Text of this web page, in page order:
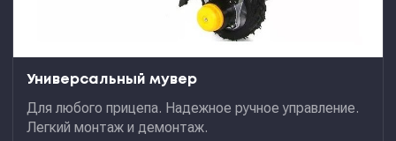
Универсальный мувер
Для любого прицепа. Надежное ручное управление.
Легкий монтаж и демонтаж.